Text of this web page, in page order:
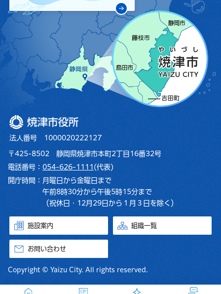
焼津市役所
法人番号 1000020222127
〒425-8502 静岡県焼津市本町2丁目16番32号
電話番号： 054-626-1111 (代表)
開庁時間： 月曜日から金曜日まで
午前8時30分から午後5時15分まで
（祝休日・12月29日から１月３日を除く）
施設案内 組織一覧
お問い合わせ
Copyright © Yaizu City. All rights reserved.